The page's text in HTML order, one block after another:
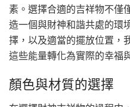
素。選擇合適的吉祥物不僅
造一個與財神和諧共處的環
擇，以及適當的擺放位置，
這些能量轉化為實際的幸福
顏色與材質的選擇